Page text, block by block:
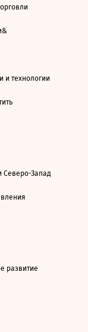
и технологии
Северо-Запад
развитие